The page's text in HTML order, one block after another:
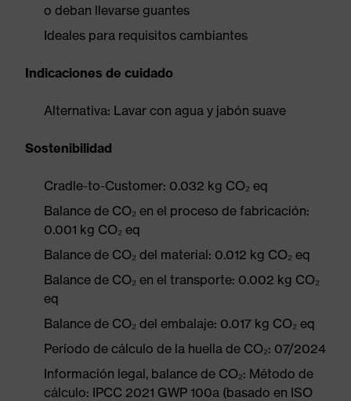
o deban llevarse guantes
Ideales para requisitos cambiantes
Indicaciones de cuidado
Alternativa: Lavar con agua y jabón suave
Sostenibilidad
Cradle-to-Customer: 0.032 kg CO₂ eq
Balance de CO₂ en el proceso de fabricación:
0.001 kg CO₂ eq
Balance de CO₂ del material: 0.012 kg CO₂ eq
Balance de CO₂ en el transporte: 0.002 kg CO₂
eq
Balance de CO₂ del embalaje: 0.017 kg CO₂ eq
Período de cálculo de la huella de CO₂: 07/2024
Información legal, balance de CO₂: Método de
cálculo: IPCC 2021 GWP 100a (basado en ISO